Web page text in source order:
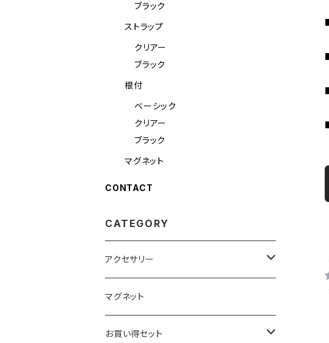
ブラック
ストラップ
クリアー
ブラック
根付
ベーシック
クリアー
ブラック
マグネット
CONTACT
CATEGORY
アクセサリー
キーホルダー
ベーシック
ストラップ
マグネット
お買い得セット